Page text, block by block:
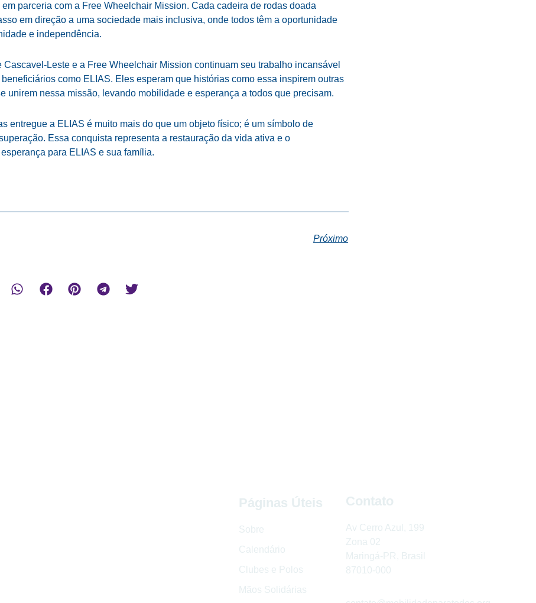
em parceria com a Free Wheelchair Mission. Cada cadeira de rodas doada
em direção a uma sociedade mais inclusiva, onde todos têm a oportunidade
e independência.
Cascavel-Leste e a Free Wheelchair Mission continuam seu trabalho incansável
como ELIAS. Eles esperam que histórias como essa inspirem outras
unirem nessa missão, levando mobilidade e esperança a todos que precisam.
entregue a ELIAS é muito mais do que um objeto físico; é um símbolo de
Essa conquista representa a restauração da vida ativa e o
para ELIAS e sua família.
Próximo
Páginas Úteis
Sobre
Calendário
Clubes e Polos
Mãos Solidárias
Contato
Av Cerro Azul, 199
Zona 02
Maringá-PR, Brasil
87010-000